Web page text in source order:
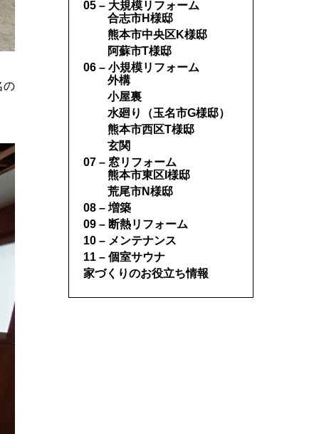
の
05 – 大規模リフォーム
合志市H様邸
熊本市中央区K様邸
阿蘇市T様邸
06 – 小規模リフォーム
外構
小屋裏
水廻り（玉名市G様邸）
熊本市西区T様邸
玄関
07 – 窓リフォーム
熊本市東区I様邸
荒尾市N様邸
08 – 増築
09 – 断熱リフォーム
10 – メンテナンス
11 – 個室サウナ
家づくりのお役立ち情報